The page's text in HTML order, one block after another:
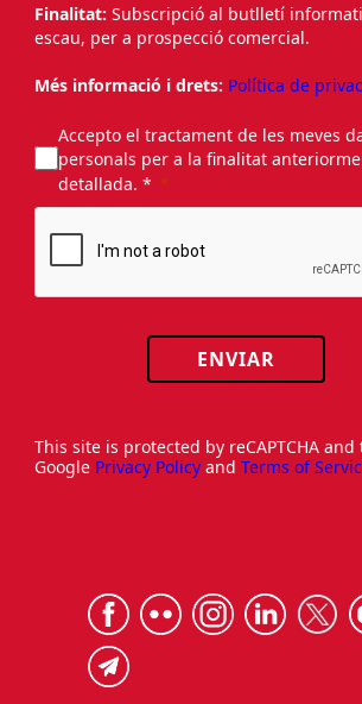
Finalitat: Subscripció al butlletí
escau, per a prospecció comercial.
Més informació i drets: Política de
Accepto el tractament de les meves
personals per a la finalitat
detallada. *
ENVIAR
This site is protected by reCAPTCHA and
Google Privacy Policy and Terms of